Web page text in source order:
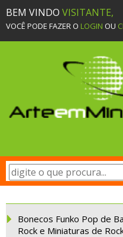
BEM VINDO VISITANTE,
VOCÊ PODE FAZER O LOGIN OU
Bonecos Funko Pop de
Rock e Miniaturas de